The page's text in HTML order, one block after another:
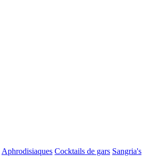
Aphrodisiaques Cocktails de gars Sangria's